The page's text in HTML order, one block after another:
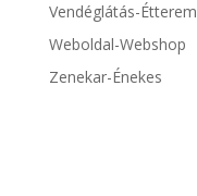
Vendéglátás-Étterem
Weboldal-Webshop
Zenekar-Énekes